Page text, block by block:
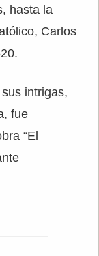
hasta la
Carlos
intrigas,
fue
“El